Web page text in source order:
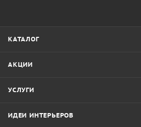
КАТАЛОГ
АКЦИИ
УСЛУГИ
ИДЕИ ИНТЕРЬЕРОВ